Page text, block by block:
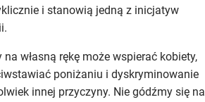
i stanowią jedną z inicjatyw
własną rękę może wspierać kobiety,
poniżaniu i dyskryminowanie
innej przyczyny. Nie gódźmy się na